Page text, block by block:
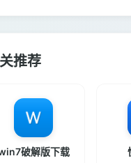
推荐
破解版下载